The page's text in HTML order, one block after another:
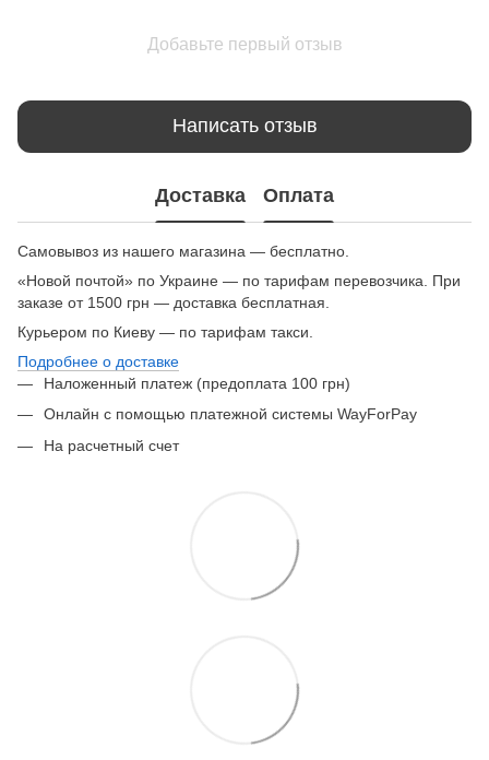
Добавьте первый отзыв
Написать отзыв
Доставка Оплата
Самовывоз из нашего магазина — бесплатно.
«Новой почтой» по Украине — по тарифам перевозчика. При
заказе от 1500 грн — доставка бесплатная.
Курьером по Киеву — по тарифам такси.
Подробнее о доставке
Наложенный платеж (предоплата 100 грн)
Онлайн с помощью платежной системы WayForPay
На расчетный счет